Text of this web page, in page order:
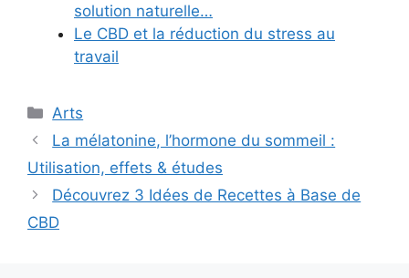
solution naturelle…
Le CBD et la réduction du stress au
travail
Catégories
Arts
La mélatonine, l’hormone du sommeil :
Utilisation, effets & études
Découvrez 3 Idées de Recettes à Base de
CBD